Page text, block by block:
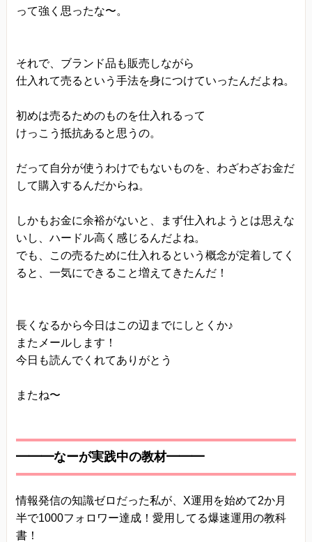
って強く思ったな〜。
それで、ブランド品も販売しながら
仕入れて売るという手法を身につけていったんだよね。
初めは売るためのものを仕入れるって
けっこう抵抗あると思うの。
だって自分が使うわけでもないものを、わざわざお金だ
して購入するんだからね。
しかもお金に余裕がないと、まず仕入れようとは思えな
いし、ハードル高く感じるんだよね。
でも、この売るために仕入れるという概念が定着してく
ると、一気にできること増えてきたんだ！
長くなるから今日はこの辺までにしとくか♪
またメールします！
今日も読んでくれてありがとう
またね〜
━━━なーが実践中の教材━━━
情報発信の知識ゼロだった私が、X運用を始めて2か月
半で1000フォロワー達成！愛用してる爆速運用の教科
書！